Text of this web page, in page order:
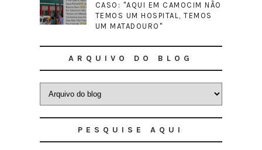
CASO: "AQUI EM CAMOCIM NÃO
TEMOS UM HOSPITAL, TEMOS
UM MATADOURO"
ARQUIVO DO BLOG
PESQUISE AQUI